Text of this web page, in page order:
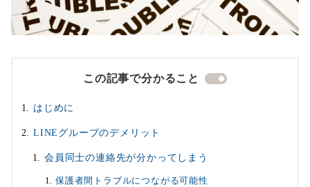
この記事で分かること
はじめに
LINEグループのデメリット
会員同士の連絡先が分かってしまう
保護者間トラブルにつながる可能性